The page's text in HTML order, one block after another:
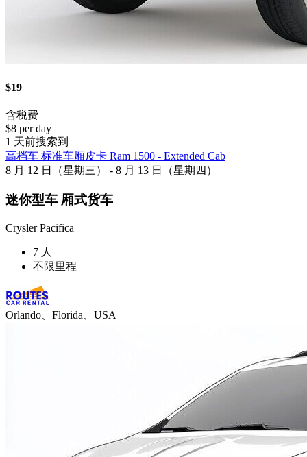
$19
含税费
$8 per day
1 天前搜索到
高档车 标准车厢皮卡 Ram 1500 - Extended Cab
8 月 12 日（星期三） - 8 月 13 日（星期四）
迷你型车 厢式货车
Crysler Pacifica
7 人
不限里程
Orlando、Florida、USA